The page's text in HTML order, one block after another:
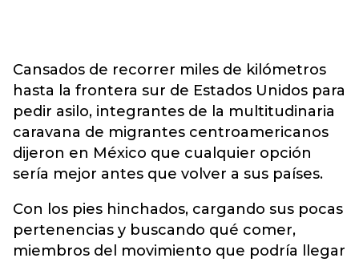
Cansados de recorrer miles de kilómetros
hasta la frontera sur de Estados Unidos para
pedir asilo, integrantes de la multitudinaria
caravana de migrantes centroamericanos
dijeron en México que cualquier opción
sería mejor antes que volver a sus países.
Con los pies hinchados, cargando sus pocas
pertenencias y buscando qué comer,
miembros del movimiento que podría llegar